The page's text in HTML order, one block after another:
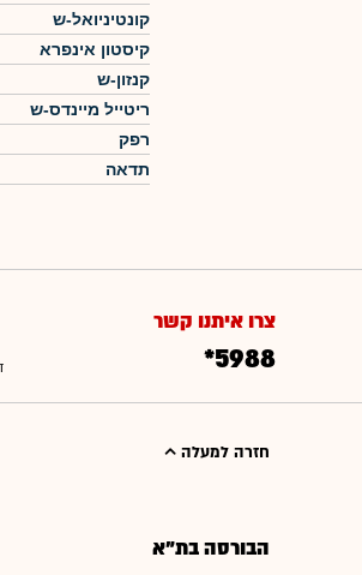
קונטיניואל-ש
קיסטון אינפרא
קנזון-ש
ריטייל מיינדס-ש
רפק
תדאה
צרו איתנו קשר
*5988
חזרה למעלה
הבורסה בת"א